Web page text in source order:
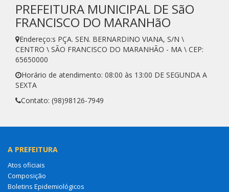
PREFEITURA MUNICIPAL DE SãO
FRANCISCO DO MARANHãO
Endereço:s PÇA. SEN. BERNARDINO VIANA, S/N \
CENTRO \ SÃO FRANCISCO DO MARANHÃO - MA \ CEP:
65650000
Horário de atendimento: 08:00 às 13:00 DE SEGUNDA A
SEXTA
Contato: (98)98126-7949
A PREFEITURA
Atos oficiais
Composição
Boletins Epidemiológicos